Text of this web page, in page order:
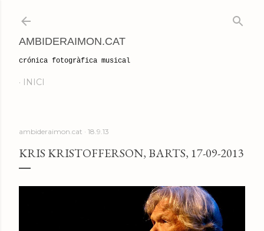
AMBIDERAIMON.CAT
crónica fotogràfica musical
INICI
ambideraimon.cat 18.9.13
KRIS KRISTOFFERSON, BARTS, 17-09-2013